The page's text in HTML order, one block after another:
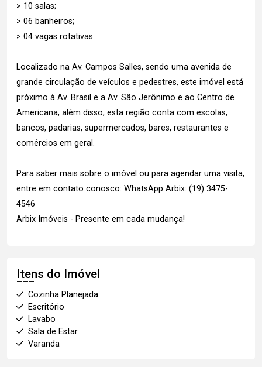
> 10 salas;
> 06 banheiros;
> 04 vagas rotativas.
Localizado na Av. Campos Salles, sendo uma avenida de
grande circulação de veículos e pedestres, este imóvel está
próximo à Av. Brasil e a Av. São Jerônimo e ao Centro de
Americana, além disso, esta região conta com escolas,
bancos, padarias, supermercados, bares, restaurantes e
comércios em geral.
Para saber mais sobre o imóvel ou para agendar uma visita,
entre em contato conosco: WhatsApp Arbix: (19) 3475-
4546
Arbix Imóveis - Presente em cada mudança!
Itens do Imóvel
Cozinha Planejada
Escritório
Lavabo
Sala de Estar
Varanda